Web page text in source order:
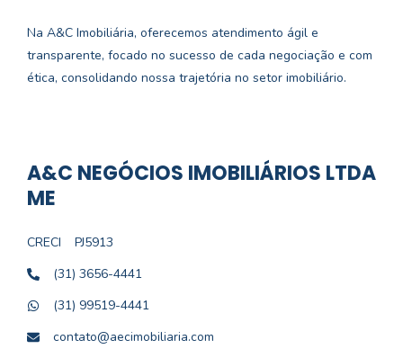
Na A&C Imobiliária, oferecemos atendimento ágil e
transparente, focado no sucesso de cada negociação e com
ética, consolidando nossa trajetória no setor imobiliário.
A&C NEGÓCIOS IMOBILIÁRIOS LTDA
ME
CRECI
PJ5913
(31) 3656-4441
(31) 99519-4441
contato@aecimobiliaria.com